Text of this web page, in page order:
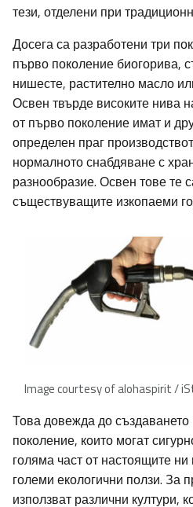
тези, отделени при
Досега са разработени три
първо поколение биогорива,
нишесте, растително масло
Освен твърде високите нива
от първо поколение имат и
определен праг
нормалното снабдяване с
разнообразие. Освен тове те
съществуващите изкопаеми
Image courtesy of alohaspirit /
Това довежда до
поколение, които могат
голяма част от настоящите
големи екологични ползи. За
използват различни култури,